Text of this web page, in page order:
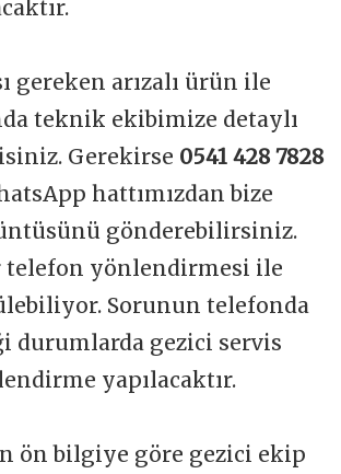
gereken arızalı ürün ile
teknik ekibimize detaylı
Gerekirse 0541 428 7828
hattımızdan bize
gönderebilirsiniz.
telefon yönlendirmesi ile
Sorunun telefonda
durumlarda gezici servis
yapılacaktır.
ön bilgiye göre gezici ekip